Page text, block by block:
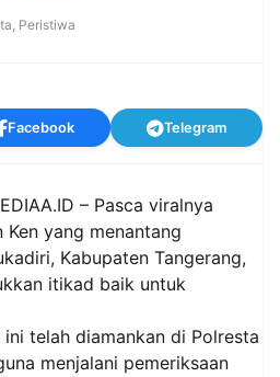
, Peristiwa
Facebook Telegram
– Pasca viralnya
yang menantang
Kabupaten Tangerang,
itikad baik untuk
ini telah diamankan di Polresta
menjalani pemeriksaan